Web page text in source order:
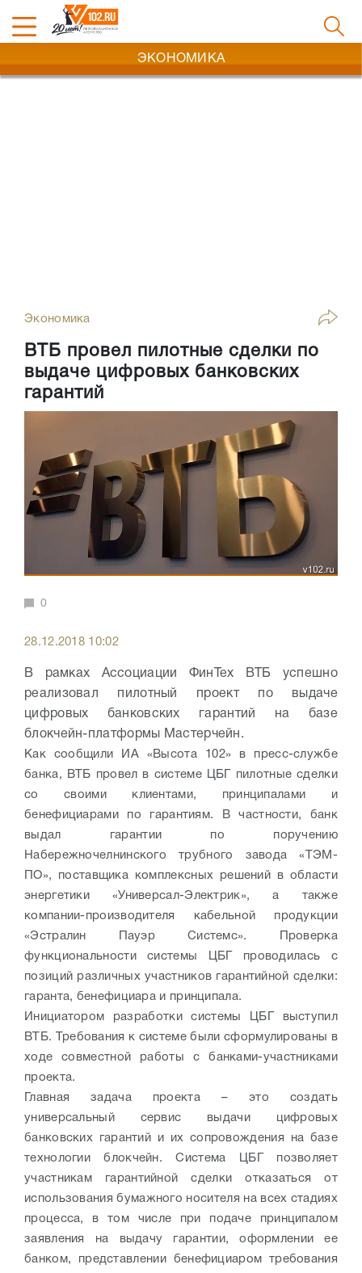
ЭКОНОМИКА
Экономика
ВТБ провел пилотные сделки по
выдаче цифровых банковских
гарантий
0
28.12.2018 10:02
В рамках Aссоциации ФинТех ВТБ успешно
реализовал пилотный проект по выдаче
цифровых банковских гарантий на базе
блокчейн-платформы Мастерчейн.
Как сообщили ИА «Высота 102» в пресс-службе
банка, ВТБ провел в cистеме ЦБГ пилотные сделки
со своими клиентами, принципалами и
бенефициарами по гарантиям. В частности, банк
выдал гарантии по поручению
Набережночелнинского трубного завода «ТЭМ-
ПО», поставщика комплексных решений в области
энергетики «Универсал-Электрик», а также
компании-производителя кабельной продукции
«Эстралин Пауэр Системс». Проверка
функциональности cистемы ЦБГ проводилась с
позиций различных участников гарантийной сделки:
гаранта, бенефициара и принципала.
Инициатором разработки cистемы ЦБГ выступил
ВТБ. Требования к системе были сформулированы в
ходе совместной работы с банками-участниками
проекта.
Главная задача проекта – это создать
универсальный сервис выдачи цифровых
банковских гарантий и их сопровождения на базе
технологии блокчейн. Система ЦБГ позволяет
участникам гарантийной сделки отказаться от
использования бумажного носителя на всех стадиях
процесса, в том числе при подаче принципалом
заявления на выдачу гарантии, оформлении ее
банком, представлении бенефициаром требования